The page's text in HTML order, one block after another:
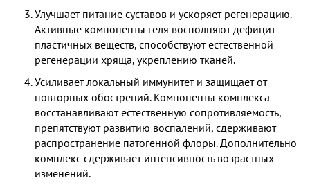
Улучшает питание суставов и ускоряет регенерацию.
Активные компоненты геля восполняют дефицит
пластичных веществ, способствуют естественной
регенерации хряща, укреплению тканей.
Усиливает локальный иммунитет и защищает от
повторных обострений. Компоненты комплекса
восстанавливают естественную сопротивляемость,
препятствуют развитию воспалений, сдерживают
распространение патогенной флоры. Дополнительно
комплекс сдерживает интенсивность возрастных
изменений.